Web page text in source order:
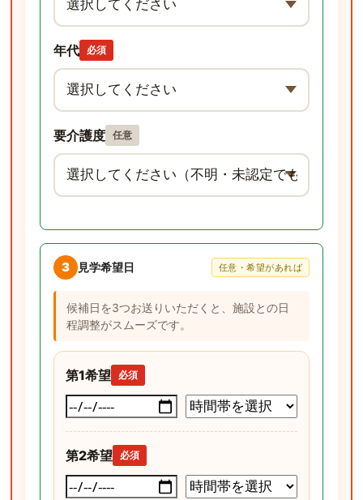
年代 必須
要介護度 任意
3 見学希望日 任意・希望があれば
候補日を3つお送りいただくと、施設との日
程調整がスムーズです。
第1希望 必須
第2希望 必須